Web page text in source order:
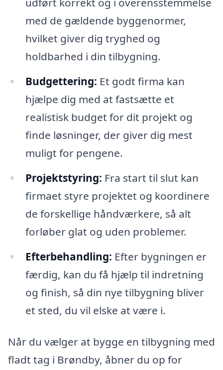
med de gældende byggenormer,
hvilket giver dig tryghed og
holdbarhed i din tilbygning.
Budgettering: Et godt firma kan
hjælpe dig med at fastsætte et
realistisk budget for dit projekt og
finde løsninger, der giver dig mest
muligt for pengene.
Projektstyring: Fra start til slut kan
firmaet styre projektet og koordinere
de forskellige håndværkere, så alt
forløber glat og uden problemer.
Efterbehandling: Efter bygningen er
færdig, kan du få hjælp til indretning
og finish, så din nye tilbygning bliver
et sted, du vil elske at være i.
Når du vælger at bygge en tilbygning med
fladt tag i Brøndby, åbner du op for